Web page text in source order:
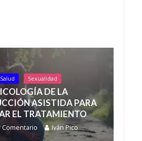
Salud Sexualidad
DE LA
ASISTIDA PARA
EL TRATAMIENTO
Comentario Iván Pico